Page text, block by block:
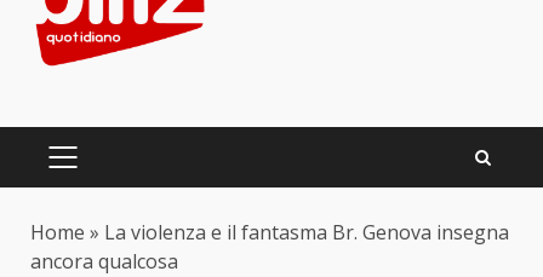
PRIMARY
Home » La violenza e il fantasma Br. Genova insegna
ancora qualcosa